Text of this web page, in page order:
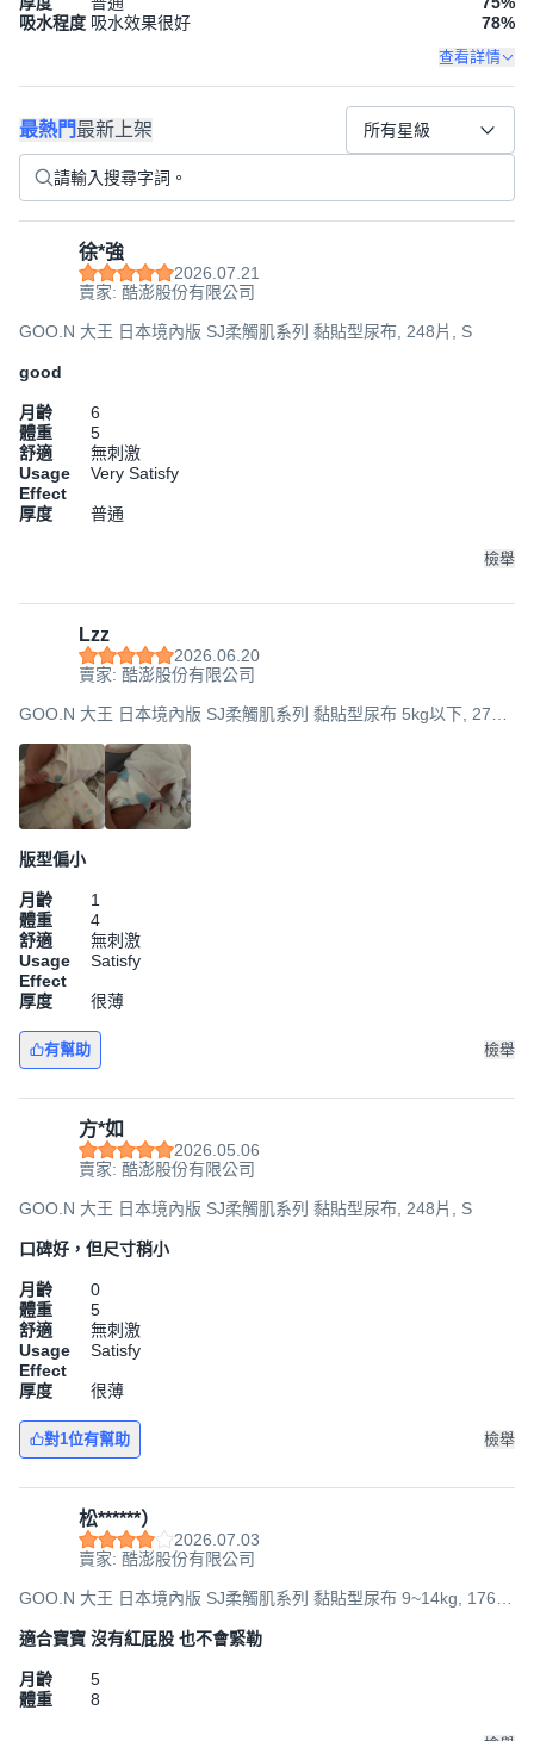
吸水程度 吸水效果很好 78%
查看詳情
最熱門最新上架 所有星級
徐*強
2026.07.21
賣家: 酷澎股份有限公司
GOO.N 大王 日本境內版 SJ柔觸肌系列 黏貼型尿布, 248片, S
good
月齡
6
體重
5
舒適
無刺激
Usage
Effect
Very Satisfy
厚度 普通
檢舉
Lzz
2026.06.20
賣家: 酷澎股份有限公司
GOO.N 大王 日本境內版 SJ柔觸肌系列 黏貼型尿布 5kg以下, 272
版型偏小
月齡
1
體重
4
舒適
無刺激
Usage
Effect
Satisfy
厚度 很薄
有幫助 檢舉
方*如
2026.05.06
賣家: 酷澎股份有限公司
GOO.N 大王 日本境內版 SJ柔觸肌系列 黏貼型尿布, 248片, S
口碑好，但尺寸稍小
月齡
0
體重
5
舒適
無刺激
Usage
Effect
Satisfy
厚度 很薄
對1位有幫助 檢舉
松******）
2026.07.03
賣家: 酷澎股份有限公司
GOO.N 大王 日本境內版 SJ柔觸肌系列 黏貼型尿布 9~14kg, 176
適合寶寶 沒有紅屁股 也不會緊勒
月齡
5
體重
8